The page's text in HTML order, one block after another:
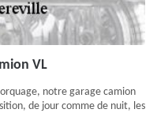
VL
notre garage camion
de jour comme de nuit, les